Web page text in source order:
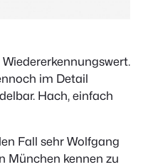
im Detail
Hach, einfach
Fall sehr Wolfgang
München kennen zu